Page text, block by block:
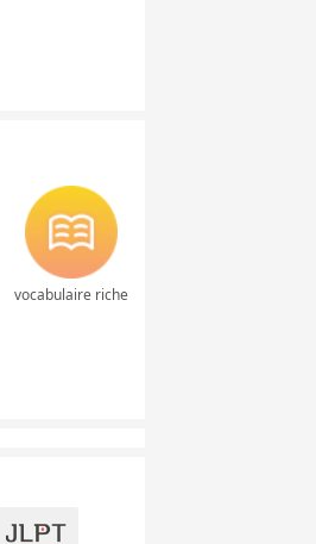
vocabulaire riche